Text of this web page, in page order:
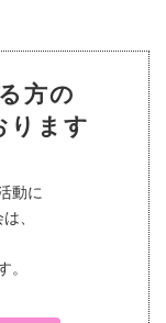
方の
ります
動に
、
。